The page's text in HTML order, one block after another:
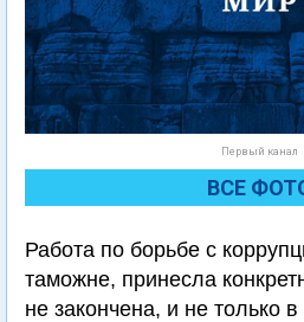
Первый канал
ВСЕ
Работа по борьбе с
таможне, принесла
не закончена, и не только